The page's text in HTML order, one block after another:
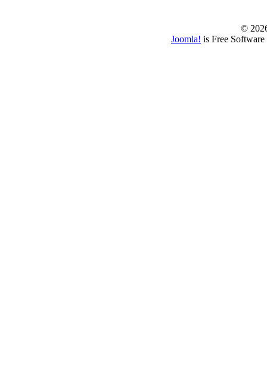
©
Joomla! is Free